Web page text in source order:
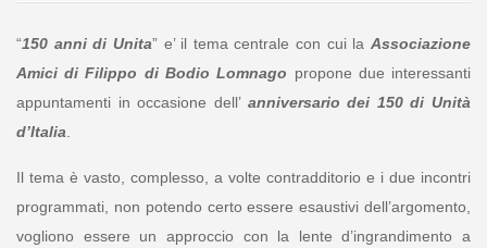
“150 anni di Unita” e’ il tema centrale con cui laAssociazione
Amici di Filippo di Bodio Lomnago propone due interessanti
appuntamenti in occasione dell’ anniversario dei 150 di Unità
d’Italia
Il tema è vasto, complesso, a volte contradditorio e i due incontri
programmati, non potendo certo essere esaustivi dell’argomento,
vogliono essere un approccio con la lente d’ingrandimento a